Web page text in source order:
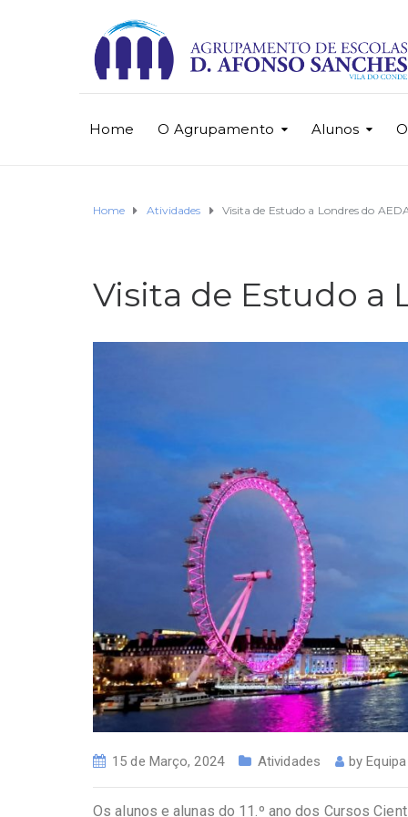
Home O Agrupamento Alunos
Home Atividades Visita de Estudo a Londres do
Visita de Estudo a
15 de Março, 2024 Atividades by
Os alunos e alunas do 11.º ano dos Cursos